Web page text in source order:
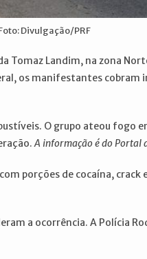
Divulgação/PRF
Landim, na zona
os manifestantes
O grupo ateou fogo
A informação é do Portal
porções de cocaína, crack
a ocorrência. A Polícia